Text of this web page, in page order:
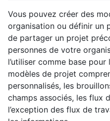
Vous pouvez créer des
organisation ou définir un
de partager un projet
personnes de votre
l’utiliser comme base
modèles de projet
personnalisés, les
champs associés, les flux
l’exception des flux de